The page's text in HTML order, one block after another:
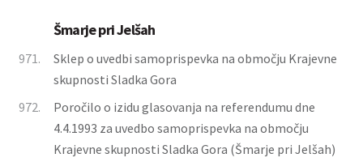
Šmarje pri Jelšah
971.
Sklep o uvedbi samoprispevka na območju Krajevne
skupnosti Sladka Gora
972.
Poročilo o izidu glasovanja na referendumu dne
4.4.1993 za uvedbo samoprispevka na območju
Krajevne skupnosti Sladka Gora (Šmarje pri Jelšah)